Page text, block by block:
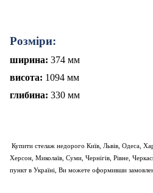
Розміри:
ширина: 374 мм
висота: 1094 мм
глибина: 330 мм
Купити стелаж недорого Київ, Львів, Одеса,
Херсон, Миколаїв, Суми, Чернігів, Рівне,
пункт в Україні, Ви можете оформивши